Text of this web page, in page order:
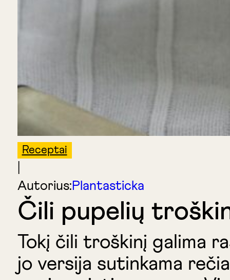
Receptai
Autorius:Plantasticka
Čili pupelių
Tokį čili troškinį galima
jo versija sutinkama